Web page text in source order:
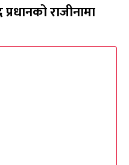
प्रधानको राजीनामा